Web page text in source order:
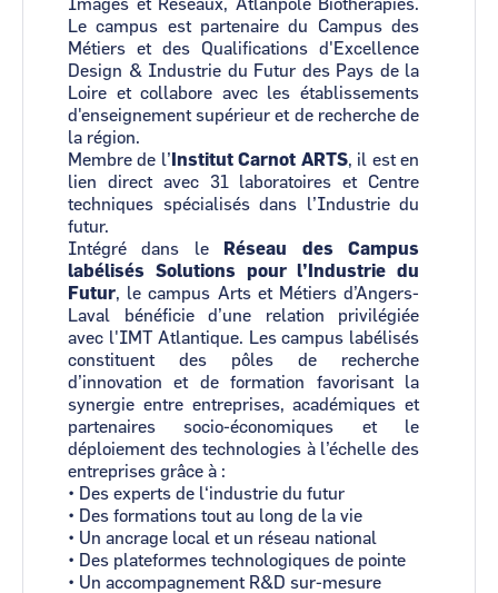
Images et Réseaux, Atlanpole Biothérapies.
Le campus est partenaire du Campus des
Métiers et des Qualifications d'Excellence
Design & Industrie du Futur des Pays de la
Loire et collabore avec les établissements
d'enseignement supérieur et de recherche de
la région.
Membre de l’ Institut Carnot ARTS, il est en
lien direct avec 31 laboratoires et Centre
techniques spécialisés dans l’Industrie du
futur.
Intégré dans le
Réseau des Campus
labélisés Solutions pour l’Industrie du
Futur, le campus Arts et Métiers d’Angers-
Laval bénéficie d’une relation privilégiée
avec l'IMT Atlantique. Les campus labélisés
constituent des pôles de recherche
d’innovation et de formation favorisant la
synergie entre entreprises, académiques et
partenaires socio-économiques et le
déploiement des technologies à l’échelle des
entreprises grâce à :
• Des experts de l‘industrie du futur
• Des formations tout au long de la vie
• Un ancrage local et un réseau national
• Des plateformes technologiques de pointe
• Un accompagnement R&D sur-mesure